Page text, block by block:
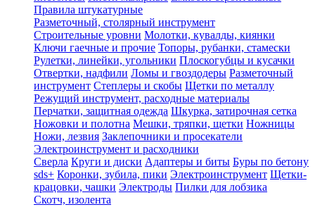
Правила штукатурные
Разметочный, столярный инструмент
Строительные уровни Молотки, кувалды, киянки
Ключи гаечные и прочие Топоры, рубанки, стамески
Рулетки, линейки, угольники Плоскогубцы и кусачки
Отвертки, надфили Ломы и гвоздодеры Разметочный
инструмент Степлеры и скобы Щетки по металлу
Режущий инструмент, расходные материалы
Перчатки, защитная одежда Шкурка, затирочная сетка
Ножовки и полотна Мешки, тряпки, щетки Ножницы
Ножи, лезвия Заклепочники и просекатели
Электроинструмент и расходники
Сверла Круги и диски Адаптеры и биты Буры по бетону
sds+ Коронки, зубила, пики Электроинструмент Щетки-
крацовки, чашки Электроды Пилки для лобзика
Скотч, изолента